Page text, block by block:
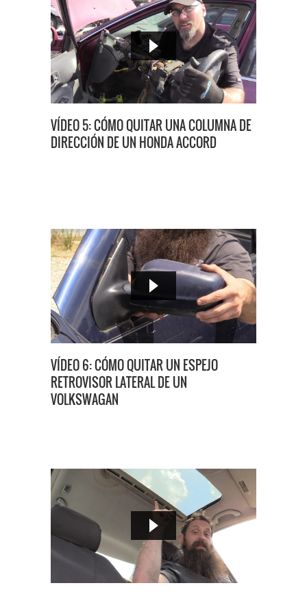
VÍDEO 5: CÓMO QUITAR UNA COLUMNA DE
DIRECCIÓN DE UN HONDA ACCORD
VÍDEO 6: CÓMO QUITAR UN ESPEJO
RETROVISOR LATERAL DE UN
VOLKSWAGAN